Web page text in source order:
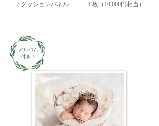
☑︎クッションパネル １枚（10,000円相当）
​アルバム
付き！